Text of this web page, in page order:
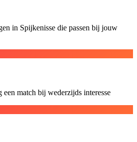
in Spijkenisse die passen bij jouw
match bij wederzijds interesse